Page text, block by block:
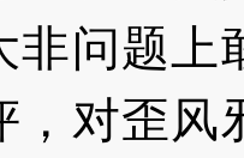
非问题
，对歪风